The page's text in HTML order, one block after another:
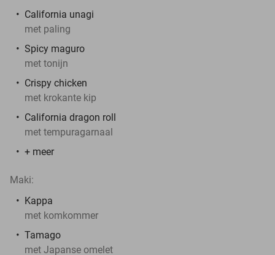
California unagi
met paling
Spicy maguro
met tonijn
Crispy chicken
met krokante kip
California dragon roll
met tempuragarnaal
+ meer
Maki:
Kappa
met komkommer
Tamago
met Japanse omelet